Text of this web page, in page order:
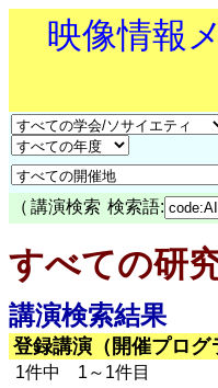
映像情報
（ 講演検索 検索語:
すべての研
講演検索結果
登録講演（開催プログ
1件中 1～1件目